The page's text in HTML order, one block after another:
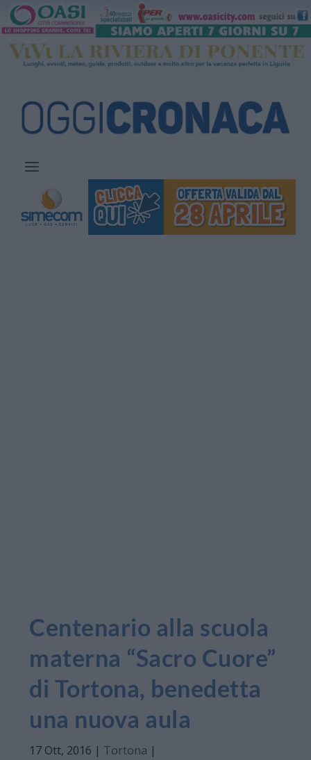
Centenario alla scuola
materna “Sacro Cuore”
di Tortona, benedetta
una nuova aula
17 Ott, 2016 | Tortona |